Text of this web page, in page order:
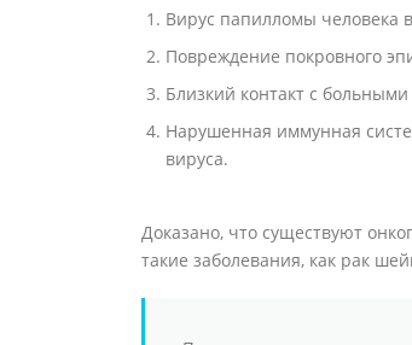
Вирус папилломы человека
Повреждение покровного
Близкий контакт с
Нарушенная иммунная
вируса.
Доказано, что существуют
такие заболевания, как рак